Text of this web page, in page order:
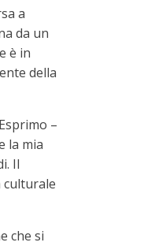
a
da un
è in
della
–
la mia
Il
culturale
che si